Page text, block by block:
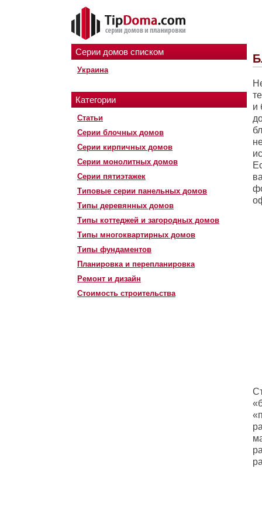
Серии домов списком
Украина
Категории
Статьи
Серии блочных домов
Серии кирпичных домов
Серии монолитных домов
Серии пятиэтажек
Типовые серии панельных домов
Типы деревянных домов
Типы коттеджей и загородных домов
Типы многоквартирных домов
Типы фундаментов
Планировка и перепланировка
Ремонт и дизайн
Стоимость строительства
и